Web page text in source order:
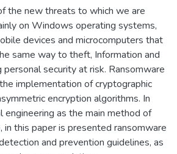
the new threats to which we are
on Windows operating systems,
devices and microcomputers that
same way to theft, Information and
personal security at risk. Ransomware
implementation of cryptographic
encryption algorithms. In
engineering as the main method of
in this paper is presented ransomware
and prevention guidelines, as